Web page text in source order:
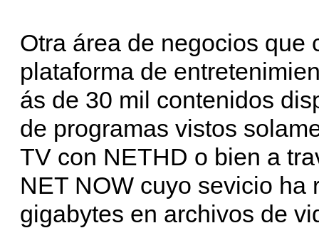
Otra área de negocios que
plataforma de
ás de 30 mil contenidos
de programas vistos
TV con NETHD o bien a
NET NOW cuyo sevicio ha
gigabytes en archivos de